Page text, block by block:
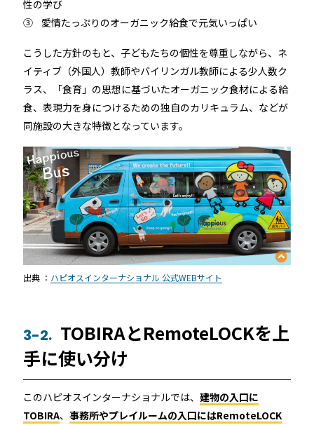
性の学び
③ 愛情たっぷりのオーガニック給食で元気いっぱい
こうした方針のもと、子どもたちの個性を尊重しながら、ネ
イティブ（外国人）教師やバイリンガル教師による少人数ク
ラス、「食育」の思想に基づいたオーガニック食材による給
食、表現力を身につけるための独自のカリキュラム、などが
同施設の大きな特徴となっています。
出典 ： ハピオスインターナショナル 公式WEBサイト
3-2. TOBIRAとRemoteLOCKを上
手に使い分け
このハピオスインターナショナルでは、 建物の入口に
TOBIRA、 事務所やプレイルームの入口にはRemoteLOCK